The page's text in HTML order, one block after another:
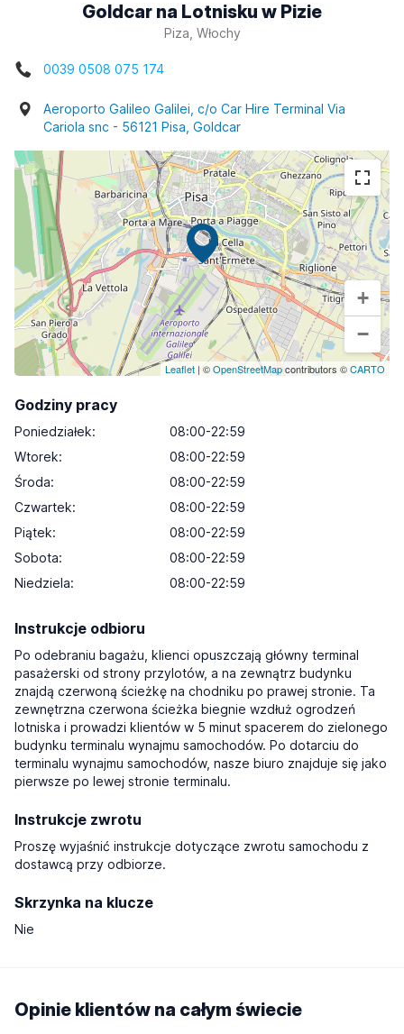
Goldcar na Lotnisku w Pizie
Piza, Włochy
0039 0508 075 174
Aeroporto Galileo Galilei, c/o Car Hire Terminal Via
Cariola snc - 56121 Pisa, Goldcar
+
−
Leaflet | ©OpenStreetMapcontributors ©CARTO
Godziny pracy
Poniedziałek:
08:00-22:59
Wtorek:
08:00-22:59
Środa:
08:00-22:59
Czwartek:
08:00-22:59
Piątek:
08:00-22:59
Sobota:
08:00-22:59
Niedziela: 08:00-22:59
Instrukcje odbioru
Po odebraniu bagażu, klienci opuszczają główny terminal
pasażerski od strony przylotów, a na zewnątrz budynku
znajdą czerwoną ścieżkę na chodniku po prawej stronie. Ta
zewnętrzna czerwona ścieżka biegnie wzdłuż ogrodzeń
lotniska i prowadzi klientów w 5 minut spacerem do zielonego
budynku terminalu wynajmu samochodów. Po dotarciu do
terminalu wynajmu samochodów, nasze biuro znajduje się jako
pierwsze po lewej stronie terminalu.
Instrukcje zwrotu
Proszę wyjaśnić instrukcje dotyczące zwrotu samochodu z
dostawcą przy odbiorze.
Skrzynka na klucze
Nie
Opinie klientów na całym świecie